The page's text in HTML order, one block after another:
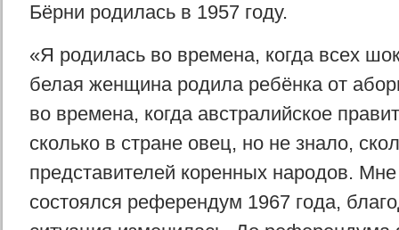
Бёрни родилась в 1957 году.
«Я родилась во времена, когда всех
белая женщина родила ребёнка от
во времена, когда австралийское
сколько в стране овец, но не знало,
представителей коренных народов.
состоялся референдум 1967 года,